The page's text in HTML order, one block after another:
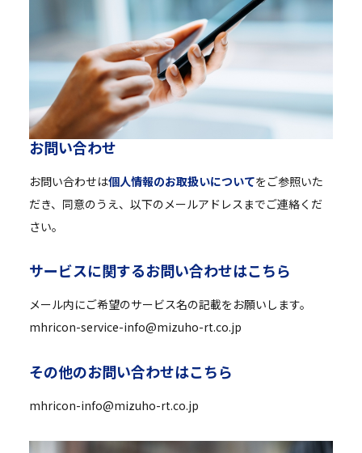
お問い合わせ
お問い合わせは個人情報のお取扱いについてをご参照いた
だき、同意のうえ、以下のメールアドレスまでご連絡くだ
さい。
サービスに関するお問い合わせはこちら
メール内にご希望のサービス名の記載をお願いします。
mhricon-service-info@mizuho-rt.co.jp
その他のお問い合わせはこちら
mhricon-info@mizuho-rt.co.jp